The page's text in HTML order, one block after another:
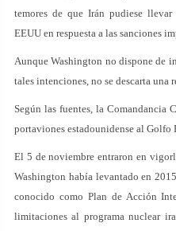
temores de que Irán pudiese
EEUU en respuesta a las sanciones
Aunque Washington no dispone de
tales intenciones, no se descarta una
Según las fuentes, la
portaviones estadounidense al Golfo
El 5 de noviembre entraron en
Washington había levantado en
conocido como Plan de Acción
limitaciones al programa nuclear